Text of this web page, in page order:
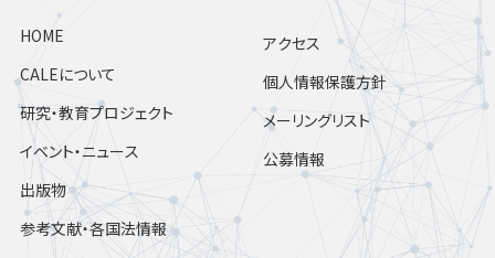
HOME
CALEについて
研究・教育プロジェクト
イベント・ニュース
出版物
参考文献・各国法情報
アクセス
個人情報保護方針
メーリングリスト
公募情報